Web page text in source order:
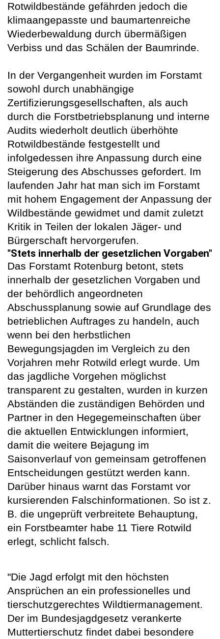
Rotwildbestände gefährden jedoch die
klimaangepasste und baumartenreiche
Wiederbewaldung durch übermäßigen
Verbiss und das Schälen der Baumrinde.
In der Vergangenheit wurden im Forstamt
sowohl durch unabhängige
Zertifizierungsgesellschaften, als auch
durch die Forstbetriebsplanung und interne
Audits wiederholt deutlich überhöhte
Rotwildbestände festgestellt und
infolgedessen ihre Anpassung durch eine
Steigerung des Abschusses gefordert. Im
laufenden Jahr hat man sich im Forstamt
mit hohem Engagement der Anpassung der
Wildbestände gewidmet und damit zuletzt
Kritik in Teilen der lokalen Jäger- und
Bürgerschaft hervorgerufen.
"Stets innerhalb der gesetzlichen Vorgaben"
Das Forstamt Rotenburg betont, stets
innerhalb der gesetzlichen Vorgaben und
der behördlich angeordneten
Abschussplanung sowie auf Grundlage des
betrieblichen Auftrages zu handeln, auch
wenn bei den herbstlichen
Bewegungsjagden im Vergleich zu den
Vorjahren mehr Rotwild erlegt wurde. Um
das jagdliche Vorgehen möglichst
transparent zu gestalten, wurden in kurzen
Abständen die zuständigen Behörden und
Partner in den Hegegemeinschaften über
die aktuellen Entwicklungen informiert,
damit die weitere Bejagung im
Saisonverlauf von gemeinsam getroffenen
Entscheidungen gestützt werden kann.
Darüber hinaus warnt das Forstamt vor
kursierenden Falschinformationen. So ist z.
B. die ungeprüft verbreitete Behauptung,
ein Forstbeamter habe 11 Tiere Rotwild
erlegt, schlicht falsch.
"Die Jagd erfolgt mit den höchsten
Ansprüchen an ein professionelles und
tierschutzgerechtes Wildtiermanagement.
Der im Bundesjagdgesetz verankerte
Muttertierschutz findet dabei besondere